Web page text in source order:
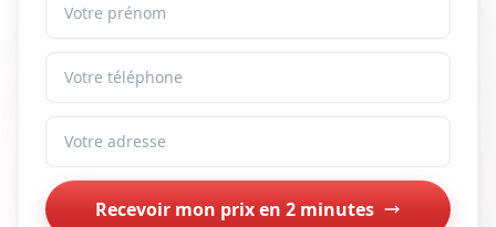
Téléphone
Adresse
Recevoir mon prix en 2 minutes